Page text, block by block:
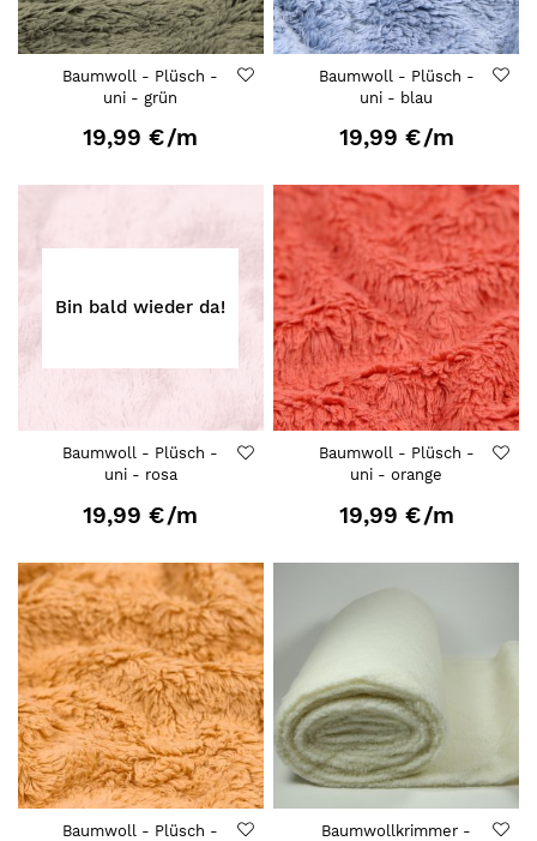
Baumwoll - Plüsch -
uni - grün
19,99 €/m
Baumwoll - Plüsch -
uni - blau
19,99 €/m
Bin bald wieder da!
Baumwoll - Plüsch -
uni - rosa
19,99 €/m
Baumwoll - Plüsch -
uni - orange
19,99 €/m
Baumwoll - Plüsch -
Baumwollkrimmer -